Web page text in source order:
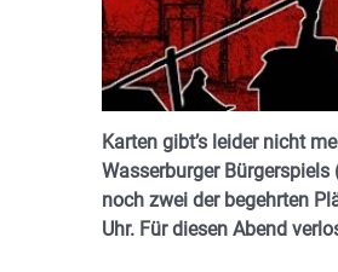
Karten gibt’s leider nicht
Wasserburger
noch zwei der begehrten
Uhr. Für diesen Abend